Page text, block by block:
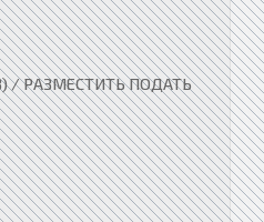
/ РАЗМЕСТИТЬ ПОДАТЬ